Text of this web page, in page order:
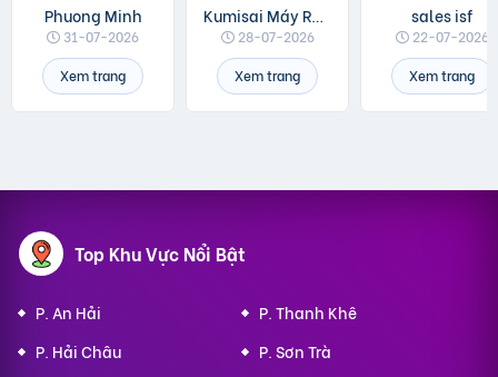
Phuong Minh
31-07-2026
Xem trang
Kumisai Máy Rửa Xe
28-07-2026
Xem trang
sales isf
22-07-2026
Xem trang
Top Khu Vực Nổi Bật
P. An Hải
P. Thanh Khê
P. Hải Châu
P. Sơn Trà